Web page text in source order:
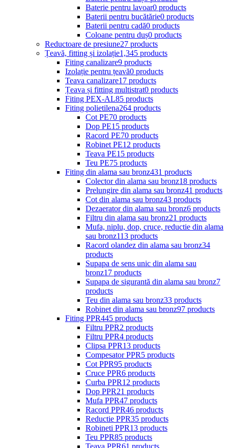
Baterie pentru lavoar0 products
Baterii pentru bucătărie0 products
Baterii pentru cadă0 products
Coloane pentru duș0 products
Reductoare de presiune27 products
Țeavă, fitting și izolație1,345 products
Fiting canalizare9 products
Izolație pentru țeavă0 products
Teava canalizare17 products
Țeava și fitting multistrat0 products
Fiting PEX-AL85 products
Fiting polietilena264 products
Cot PE70 products
Dop PE15 products
Racord PE70 products
Robinet PE12 products
Teava PE15 products
Teu PE75 products
Fiting din alama sau bronz431 products
Colector din alama sau bronz18 products
Prelungire din alama sau bronz41 products
Cot din alama sau bronz43 products
Dezaerator din alama sau bronz6 products
Filtru din alama sau bronz21 products
Mufa, niplu, dop, cruce, reductie din alama
sau bronz113 products
Racord olandez din alama sau bronz34
products
Supapa de sens unic din alama sau
bronz17 products
Supapa de sigurantă din alama sau bronz7
products
Teu din alama sau bronz33 products
Robinet din alama sau bronz97 products
Fiting PPR445 products
Filtru PPR2 products
Filtru PPR4 products
Clipsa PPR13 products
Compesator PPR5 products
Cot PPR95 products
Cruce PPR6 products
Curba PPR12 products
Dop PPR21 products
Mufa PPR47 products
Racord PPR46 products
Reductie PPR35 products
Robineti PPR13 products
Teu PPR85 products
Teava PPR61 products